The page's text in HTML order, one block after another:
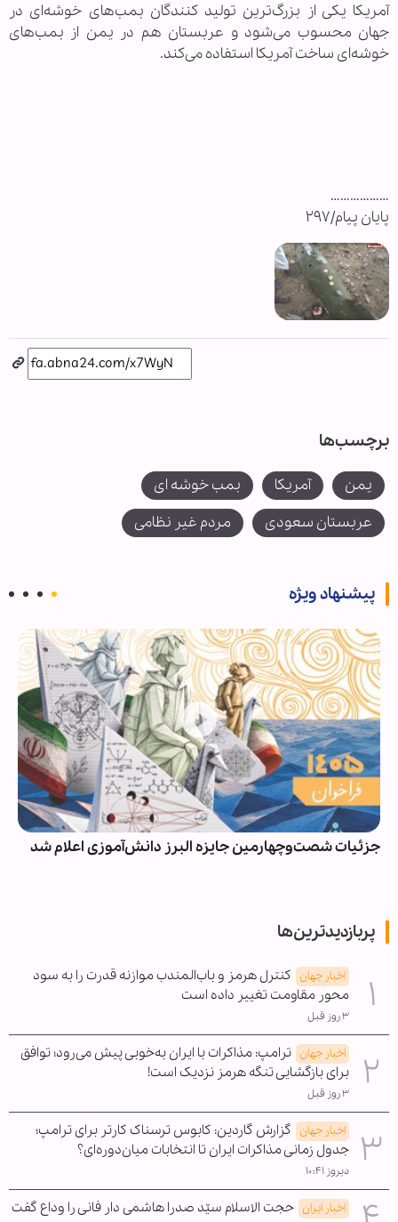
آمریکا یکی از بزرگ‌ترین تولید کنندگان بمب‌های خوشه‌ای در
جهان محسوب می‌شود و عربستان هم در یمن از بمب‌های
خوشه‌ای ساخت آمریکا استفاده می‌کند.
………………
پایان پیام/۲۹۷
برچسب‌ها
یمن آمریکا
بمب خوشه ای
عربستان سعودی
مردم غیر نظامی
پیشنهاد ویژه
جزئیات شصت‌وچهارمین جایزه البرز دانش‌آموزی اعلام شد
پربازدیدترین‌ها
اخبار جهان کنترل هرمز و باب‌المندب موازنه قدرت را به سود
محور مقاومت تغییر داده است
۳ روز قبل
اخبار جهان ترامپ: مذاکرات با ایران به‌خوبی پیش می‌رود؛ توافق
برای بازگشایی تنگه هرمز نزدیک است!
۳ روز قبل
اخبار جهان گزارش گاردین: کابوس ترسناک کارتر برای ترامپ؛
جدول زمانی مذاکرات ایران تا انتخابات میان‌دوره‌ای؟
دیروز ۱۰:۴۱
اخبار ایران حجت الاسلام سیّد صدرا هاشمی دار فانی را وداع گفت